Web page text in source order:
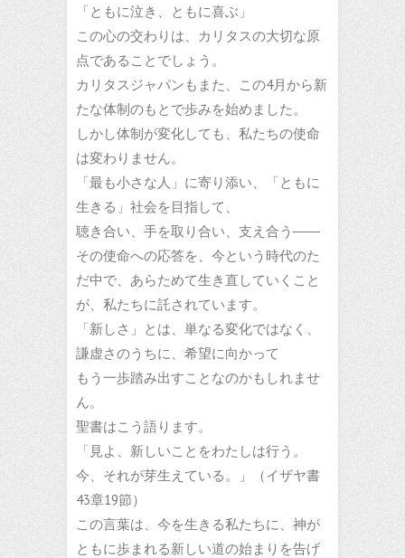
「ともに泣き、ともに喜ぶ」
この心の交わりは、カリタスの大切な原
点であることでしょう。
カリタスジャパンもまた、この4月から新
たな体制のもとで歩みを始めました。
しかし体制が変化しても、私たちの使命
は変わりません。
「最も小さな人」に寄り添い、「ともに
生きる」社会を目指して、
聴き合い、手を取り合い、支え合う――
その使命への応答を、今という時代のた
だ中で、あらためて生き直していくこと
が、私たちに託されています。
「新しさ」とは、単なる変化ではなく、
謙虚さのうちに、希望に向かって
もう一歩踏み出すことなのかもしれませ
ん。
聖書はこう語ります。
「見よ、新しいことをわたしは行う。
今、それが芽生えている。」（イザヤ書
43章19節）
この言葉は、今を生きる私たちに、神が
ともに歩まれる新しい道の始まりを告げ